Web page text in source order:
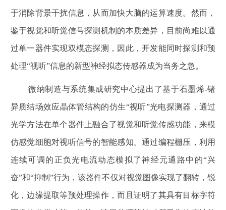
于消除背景干扰信息，从而加快大脑的运算速度。然而，
鉴于视觉和听觉信号探测机制的本质差异，目前尚难以通
过单一器件实现双模态探测，因此，开发能同时探测和预
处理“视听”信息的新型神经拟态传感器成为当务之急。
微纳制造与系统集成研究中心提出了基于石墨烯-锗
异质结场效应晶体管结构的仿生“视听”光电探测器 ，通过
光学方法在单个器件上融合了视觉和听觉传感功能，来模
仿感觉细胞对视听信号的智能感知。通过编程栅压，利用
连续可调的正负光电流动态模拟了神经元通路中的“兴
奋”和“抑制”行为，该器件不仅对视觉图像实现了翻转，锐
化，边缘提取等预处理操作，而且证明了其具有目标字符